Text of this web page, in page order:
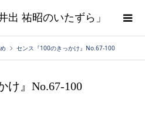
出 祐昭のいたずら」
センス『100のきっかけ』No.67-100
け』No.67-100